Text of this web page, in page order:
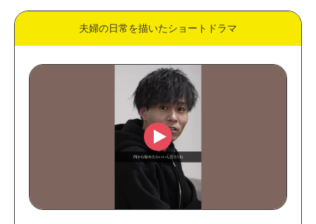
夫婦の日常を描いたショートドラマ